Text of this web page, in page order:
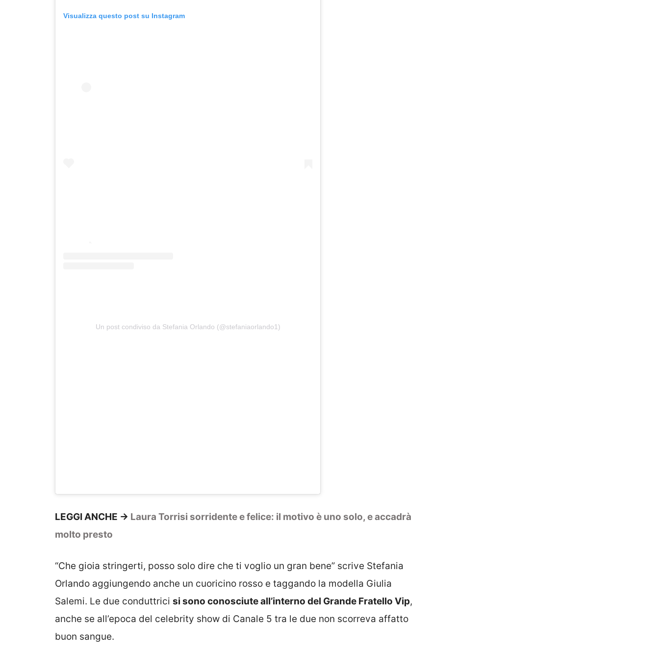
Visualizza questo post su Instagram
Un post condiviso da Stefania Orlando (@stefaniaorlando1)
LEGGI ANCHE -> Laura Torrisi sorridente e felice: il motivo è uno solo, e accadrà
molto presto
“Che gioia stringerti, posso solo dire che ti voglio un gran bene” scrive Stefania
Orlando aggiungendo anche un cuoricino rosso e taggando la modella Giulia
Salemi. Le due conduttrici si sono conosciute all’interno del Grande Fratello Vip,
anche se all’epoca del celebrity show di Canale 5 tra le due non scorreva affatto
buon sangue.